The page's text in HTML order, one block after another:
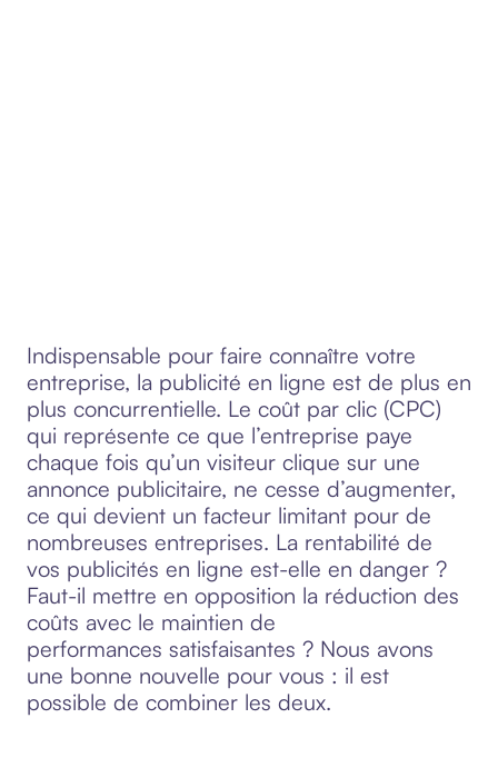
Indispensable pour faire connaître votre
entreprise, la publicité en ligne est de plus en
plus concurrentielle. Le coût par clic (CPC)
qui représente ce que l’entreprise paye
chaque fois qu’un visiteur clique sur une
annonce publicitaire, ne cesse d’augmenter,
ce qui devient un facteur limitant pour de
nombreuses entreprises. La rentabilité de
vos publicités en ligne est-elle en danger ?
Faut-il mettre en opposition la réduction des
coûts avec le maintien de
performances satisfaisantes ? Nous avons
une bonne nouvelle pour vous : il est
possible de combiner les deux.